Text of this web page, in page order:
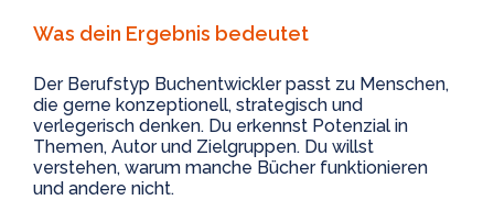
Was dein Ergebnis bedeutet
Der Berufstyp Buchentwicklerpasst zu Menschen,
die gerne konzeptionell, strategisch und
verlegerisch denken. Du erkennst Potenzial in
Themen, Autor und Zielgruppen. Du willst
verstehen, warum manche Bücher funktionieren
und andere nicht.